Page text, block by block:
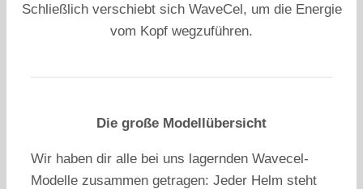
Schließlich verschiebt sich WaveCel, um die Energie
vom Kopf wegzuführen.
Die große Modellübersicht
Wir haben dir alle bei uns lagernden Wavecel-
Modelle zusammen getragen: Jeder Helm steht